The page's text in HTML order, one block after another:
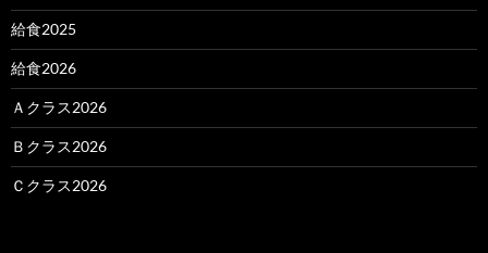
給食2025
給食2026
Ａクラス2026
Ｂクラス2026
Ｃクラス2026